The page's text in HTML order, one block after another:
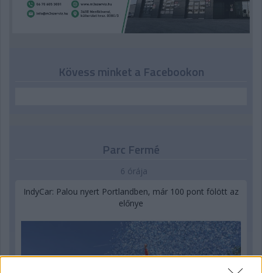
Kövess minket a Facebookon
Parc Fermé
6 órája
IndyCar: Palou nyert Portlandben, már 100 pont fölött az
előnye